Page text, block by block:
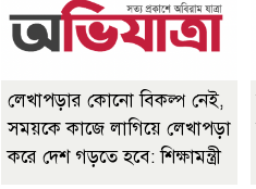
লেখাপড়ার কোনো বিকল্প নেই,
সময়কে কাজে লাগিয়ে লেখাপড়া
করে দেশ গড়তে হবে: শিক্ষামন্ত্রী